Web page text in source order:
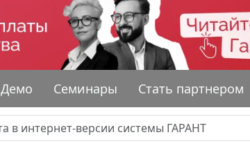
Демо Семинары Стать партнером